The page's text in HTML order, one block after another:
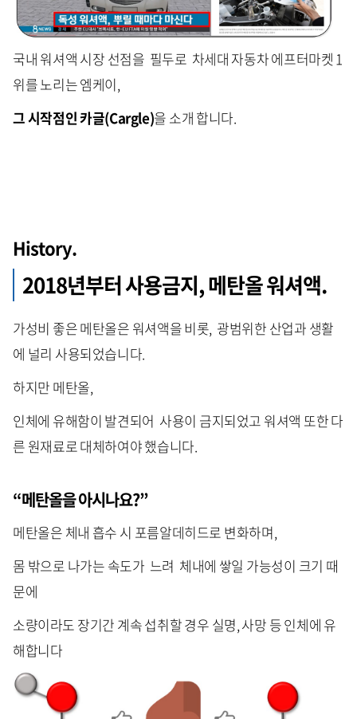
국내 워셔액 시장 선점을 필두로 차세대 자동차 에프터마켓 1
위를 노리는 엠케이,
그 시작점인 카글(Cargle)을 소개 합니다.
History.
2018년부터 사용금지, 메탄올 워셔액.
가성비 좋은 메탄올은 워셔액을 비롯, 광범위한 산업과 생활
에 널리 사용되었습니다.
하지만 메탄올,
인체에 유해함이 발견되어 사용이 금지되었고 워셔액 또한 다
른 원재료로 대체하여야 했습니다.
“메탄올을 아시나요?”
메탄올은 체내 흡수 시 포름알데히드로 변화하며,
몸 밖으로 나가는 속도가 느려 체내에 쌓일 가능성이 크기 때
문에
소량이라도 장기간 계속 섭취할 경우 실명, 사망 등 인체에 유
해합니다